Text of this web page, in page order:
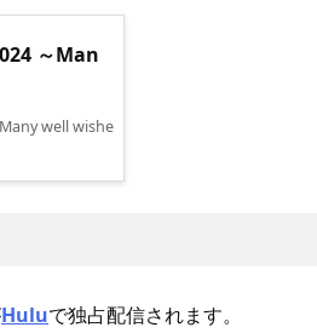
～Man
well wishe
Huluで独占配信されます。